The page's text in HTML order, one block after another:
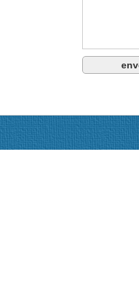
Actualités Le Codevi adhésion, dons, statuts